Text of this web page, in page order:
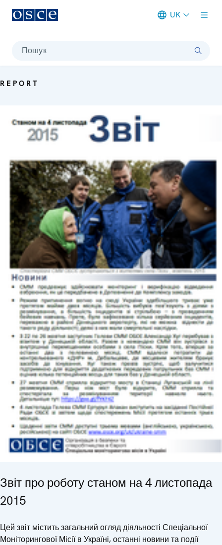
UK
Пошук
REPORT
Звіт про роботу станом на 4 листопада
2015
Цей звіт містить загальний огляд діяльності Спеціальної
Моніторингової Місії в Україні, останні новини та події